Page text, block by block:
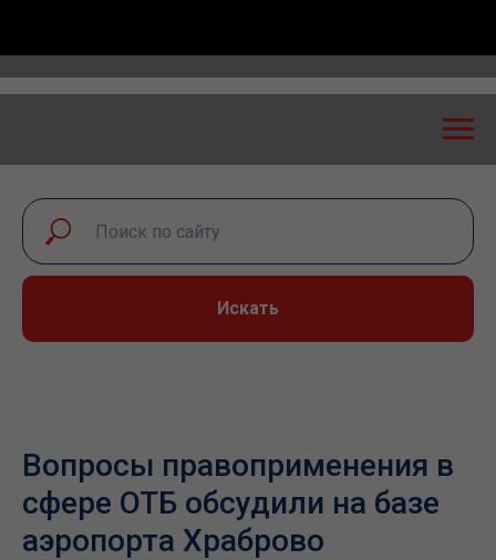
Искать
Вопросы правоприменения в
сфере ОТБ обсудили на базе
аэропорта Храброво